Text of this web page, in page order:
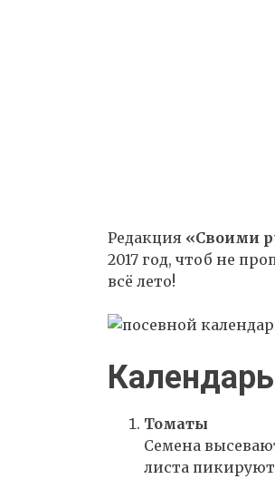
Редакция «Своими
2017 год, чтоб не
всё лето!
Томаты
Семена
листа